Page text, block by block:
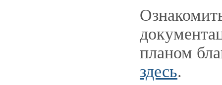
планом
здесь.